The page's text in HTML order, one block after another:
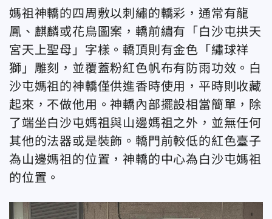
媽祖神轎的四周敷以刺繡的轎彩，通常有龍
鳳、麒麟或花鳥圖案，轎前繡有「白沙屯拱天
宮天上聖母」字樣。轎頂則有金色「繡球祥
獅」雕刻，並覆蓋粉紅色帆布有防雨功效。白
沙屯媽祖的神轎僅供進香時使用，平時則收藏
起來，不做他用。神轎內部擺設相當簡單，除
了端坐白沙屯媽祖與山邊媽祖之外，並無任何
其他的法器或是裝飾。轎門前較低的紅色臺子
為山邊媽祖的位置，神轎的中心為白沙屯媽祖
的位置。